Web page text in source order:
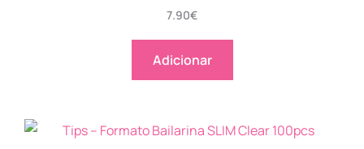
7.90€
Adicionar